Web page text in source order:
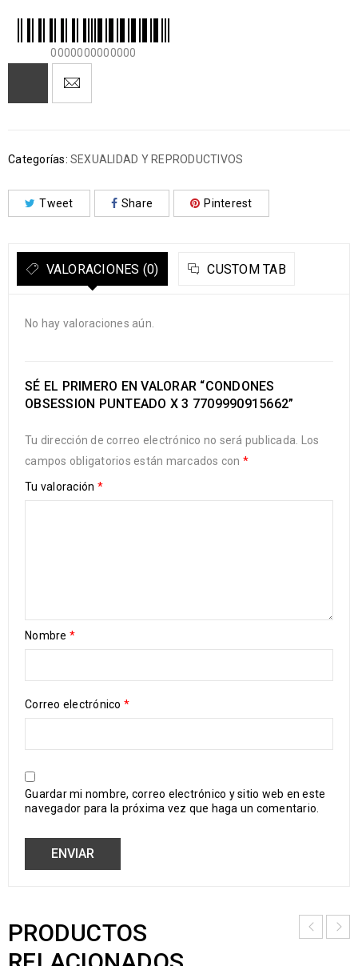
0000000000000
Categorías: SEXUALIDAD Y REPRODUCTIVOS
Tweet Share Pinterest
VALORACIONES (0) CUSTOM TAB
No hay valoraciones aún.
SÉ EL PRIMERO EN VALORAR “CONDONES
OBSESSION PUNTEADO X 3 7709990915662”
Tu dirección de correo electrónico no será publicada.
Los
campos obligatorios están marcados con *
Tu valoración *
Nombre *
Correo electrónico *
Guardar mi nombre, correo electrónico y sitio web en este
navegador para la próxima vez que haga un comentario.
PRODUCTOS